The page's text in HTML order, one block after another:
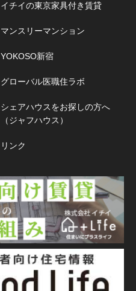
イチイの東京家具付き賃貸
マンスリーマンション
YOKOSO新宿
グローバル医職住ラボ
シェアハウスをお探しの方へ
（ジャフハウス）
リンク